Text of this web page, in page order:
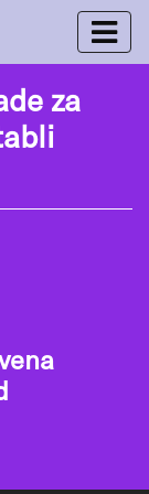
za